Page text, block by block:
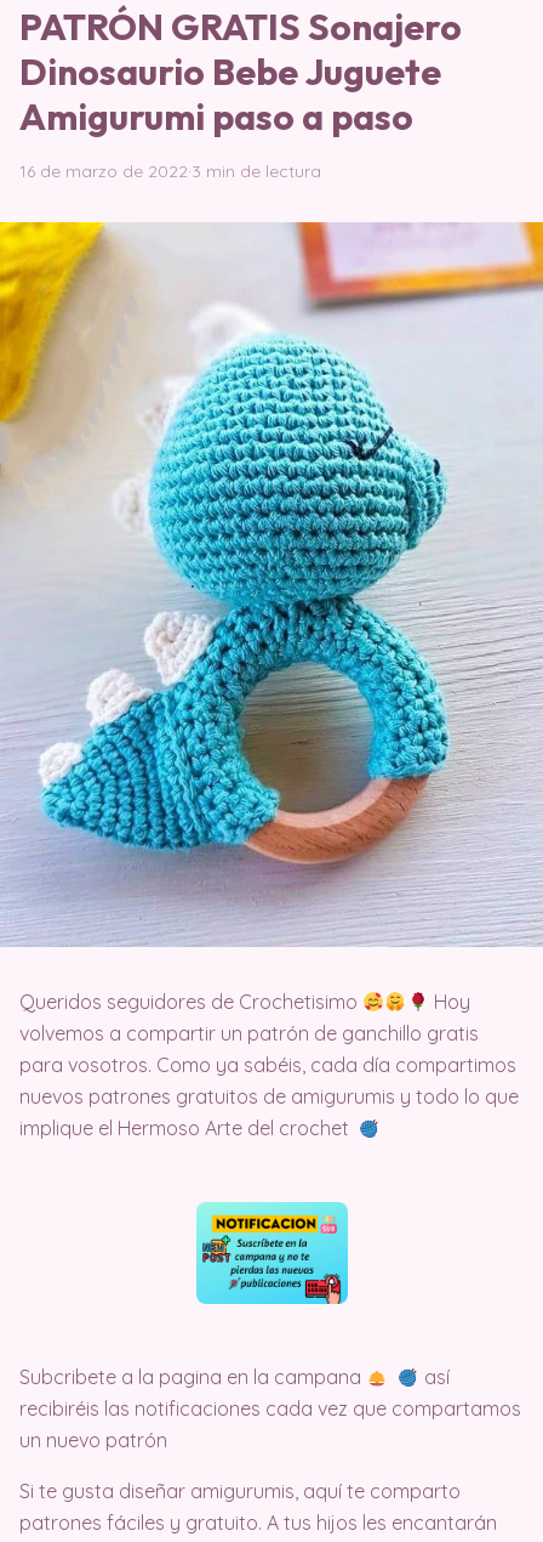
PATRÓN GRATIS Sonajero
Dinosaurio Bebe Juguete
Amigurumi paso a paso
16 de marzo de 2022·3 min de lectura
Queridos seguidores de Crochetisimo
Hoy
volvemos a compartir un patrón de ganchillo gratis
para vosotros. Como ya sabéis, cada día compartimos
nuevos patrones gratuitos de amigurumis y todo lo que
implique el Hermoso Arte del crochet
Subcribete a la pagina en la campana
así
recibiréis las notificaciones cada vez que compartamos
un nuevo patrón
Si te gusta diseñar amigurumis, aquí te comparto
patrones fáciles y gratuito. A tus hijos les encantarán